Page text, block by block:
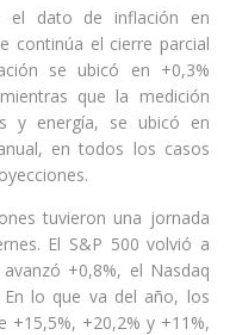
el dato de inflación en
continúa el cierre parcial
se ubicó en +0,3%
que la medición
y energía, se ubicó en
en todos los casos
tuvieron una jornada
El S&P 500 volvió a
+0,8%, el Nasdaq
lo que va del año, los
+15,5%, +20,2% y +11%,